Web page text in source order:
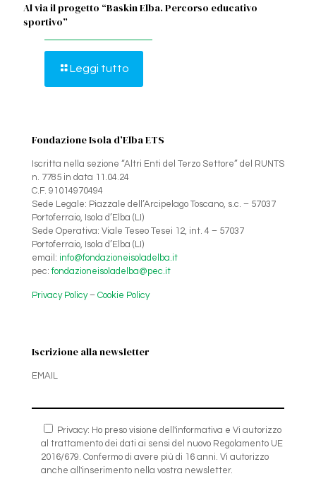
Al via il progetto “Baskin Elba. Percorso educativo
sportivo”
Leggi tutto
Fondazione Isola d’Elba ETS
Iscritta nella sezione “Altri Enti del Terzo Settore” del RUNTS
n. 7785 in data 11.04.24
C.F. 91014970494
Sede Legale: Piazzale dell’Arcipelago Toscano, s.c. – 57037
Portoferraio, Isola d’Elba (LI)
Sede Operativa: Viale Teseo Tesei 12, int. 4 – 57037
Portoferraio, Isola d’Elba (LI)
email: info@fondazioneisoladelba.it
pec: fondazioneisoladelba@pec.it
Privacy Policy– Cookie Policy
Iscrizione alla newsletter
EMAIL
Privacy: Ho preso visione dell'informativa e Vi autorizzo
al trattamento dei dati ai sensi del nuovo Regolamento UE
2016/679. Confermo di avere più di 16 anni. Vi autorizzo
anche all'inserimento nella vostra newsletter.